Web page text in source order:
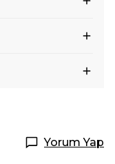
Yorum Yap